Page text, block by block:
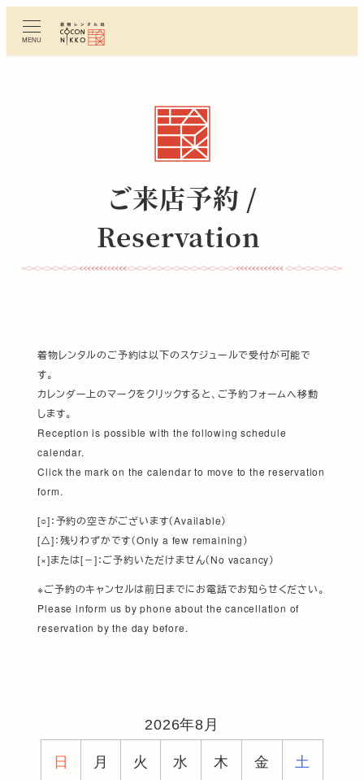
ン
MENU
ご来店予約 /
Reservation
着物レンタルのご予約は以下のスケジュールで受付が可能で
す。
カレンダー上のマークをクリックすると、ご予約フォームへ移動
します。
Reception is possible with the following schedule
calendar.
Click the mark on the calendar to move to the reservation
form.
[○]：予約の空きがございます（Available）
[△]：残りわずかです（Only a few remaining）
[×]または[－]：ご予約いただけません（No vacancy）
※ご予約のキャンセルは前日までにお電話でお知らせください。
Please inform us by phone about the cancellation of
reservation by the day before.
2026年8月
日 月 火 水 木 金 土